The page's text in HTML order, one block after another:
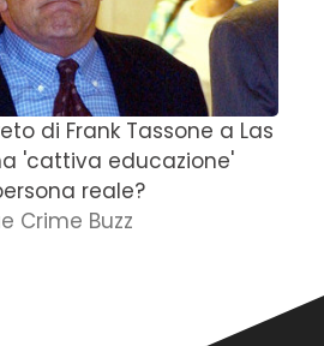
di Frank Tassone a Las
'cattiva educazione'
reale?
Crime Buzz